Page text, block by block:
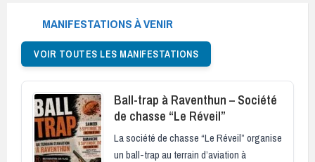
MANIFESTATIONS À VENIR
VOIR TOUTES LES MANIFESTATIONS
Ball-trap à Raventhun – Société
de chasse “Le Réveil”
La société de chasse “Le Réveil” organise
un ball-trap au terrain d’aviation à